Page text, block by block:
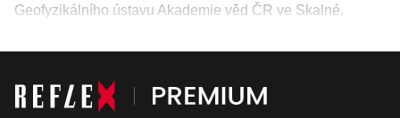
Geofyzikálního ústavu Akademie věd ČR ve Skalné.